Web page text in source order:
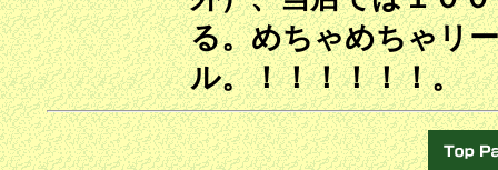
る。めちゃめちゃリ
ル。！！